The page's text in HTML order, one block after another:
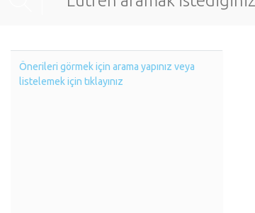
Önerileri görmek için arama yapınız veya
listelemek için tıklayınız